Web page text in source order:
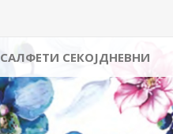
САЛФЕТИ СЕКОЈДНЕВНИ